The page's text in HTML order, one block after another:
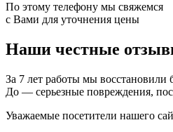
По этому телефону мы свяжемся
с Вами для уточнения цены
Наши честные
За 7 лет работы мы восстановили
До — серьезные повреждения,
Уважаемые посетители нашего